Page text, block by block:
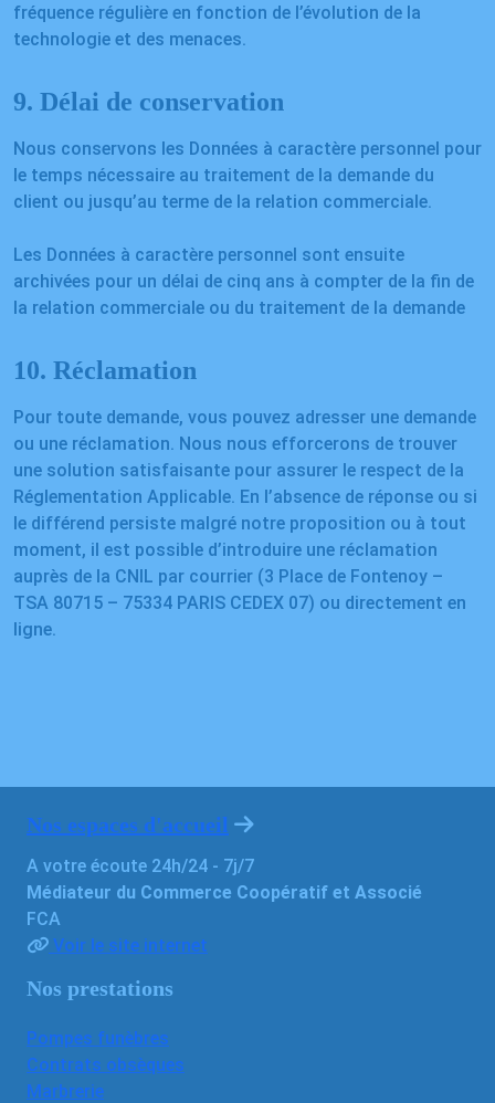
fréquence régulière en fonction de l’évolution de la
technologie et des menaces.
9. Délai de conservation
Nous conservons les Données à caractère personnel pour
le temps nécessaire au traitement de la demande du
client ou jusqu’au terme de la relation commerciale.
Les Données à caractère personnel sont ensuite
archivées pour un délai de cinq ans à compter de la fin de
la relation commerciale ou du traitement de la demande
10. Réclamation
Pour toute demande, vous pouvez adresser une demande
ou une réclamation. Nous nous efforcerons de trouver
une solution satisfaisante pour assurer le respect de la
Réglementation Applicable. En l’absence de réponse ou si
le différend persiste malgré notre proposition ou à tout
moment, il est possible d’introduire une réclamation
auprès de la CNIL par courrier (3 Place de Fontenoy –
TSA 80715 – 75334 PARIS CEDEX 07) ou directement en
ligne.
Nos espaces d'accueil
A votre écoute 24h/24 - 7j/7
Médiateur du Commerce Coopératif et Associé
FCA
Voir le site internet
Nos prestations
Pompes funèbres
Contrats obsèques
Marbrerie